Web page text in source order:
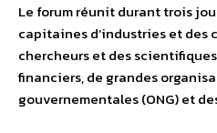
Le forum réunit durant trois
capitaines d’industries et des
chercheurs et des
financiers, de grandes
gouvernementales (ONG) et